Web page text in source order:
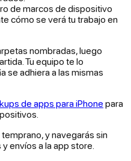
de marcos de dispositivo
cómo se verá tu trabajo en
nombradas, luego
Tu equipo te lo
se adhiera a las mismas
de apps para iPhone para
y navegarás sin
envíos a la app store.